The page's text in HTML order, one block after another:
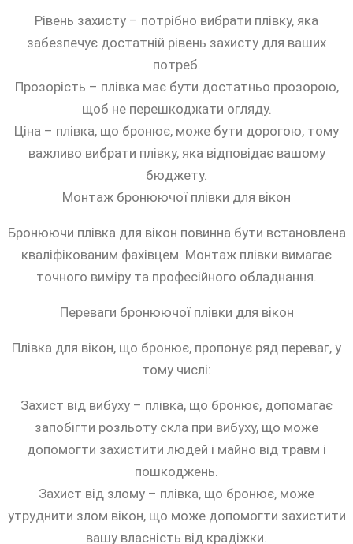
Рівень захисту – потрібно вибрати плівку, яка
забезпечує достатній рівень захисту для ваших
потреб.
Прозорість – плівка має бути достатньо прозорою,
щоб не перешкоджати огляду.
Ціна – плівка, що бронює, може бути дорогою, тому
важливо вибрати плівку, яка відповідає вашому
бюджету.
Монтаж бронюючої плівки для вікон
Бронюючи плівка для вікон повинна бути встановлена
кваліфікованим фахівцем. Монтаж плівки вимагає
точного виміру та професійного обладнання.
Переваги бронюючої плівки для вікон
Плівка для вікон, що бронює, пропонує ряд переваг, у
тому числі:
Захист від вибуху – плівка, що бронює, допомагає
запобігти розльоту скла при вибуху, що може
допомогти захистити людей і майно від травм і
пошкоджень.
Захист від злому – плівка, що бронює, може
утруднити злом вікон, що може допомогти захистити
вашу власність від крадіжки.